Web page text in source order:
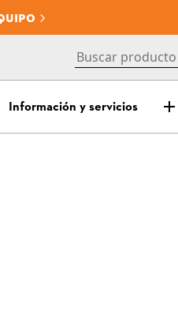
Información y servicios